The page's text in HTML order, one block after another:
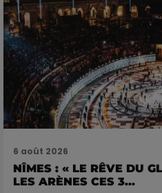
6 août 2026
NÎMES : « LE RÊVE DU
LES ARÈNES CES 3...